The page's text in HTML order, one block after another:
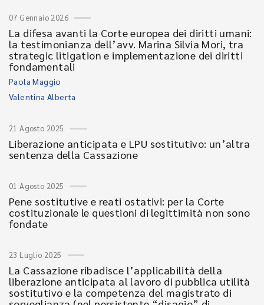
07 Gennaio 2026
La difesa avanti la Corte europea dei diritti umani:
la testimonianza dell’avv. Marina Silvia Mori, tra
strategic litigation e implementazione dei diritti
fondamentali
Paola Maggio
Valentina Alberta
21 Agosto 2025
Liberazione anticipata e LPU sostitutivo: un’altra
sentenza della Cassazione
01 Agosto 2025
Pene sostitutive e reati ostativi: per la Corte
costituzionale le questioni di legittimità non sono
fondate
23 Luglio 2025
La Cassazione ribadisce l’applicabilità della
liberazione anticipata al lavoro di pubblica utilità
sostitutivo e la competenza del magistrato di